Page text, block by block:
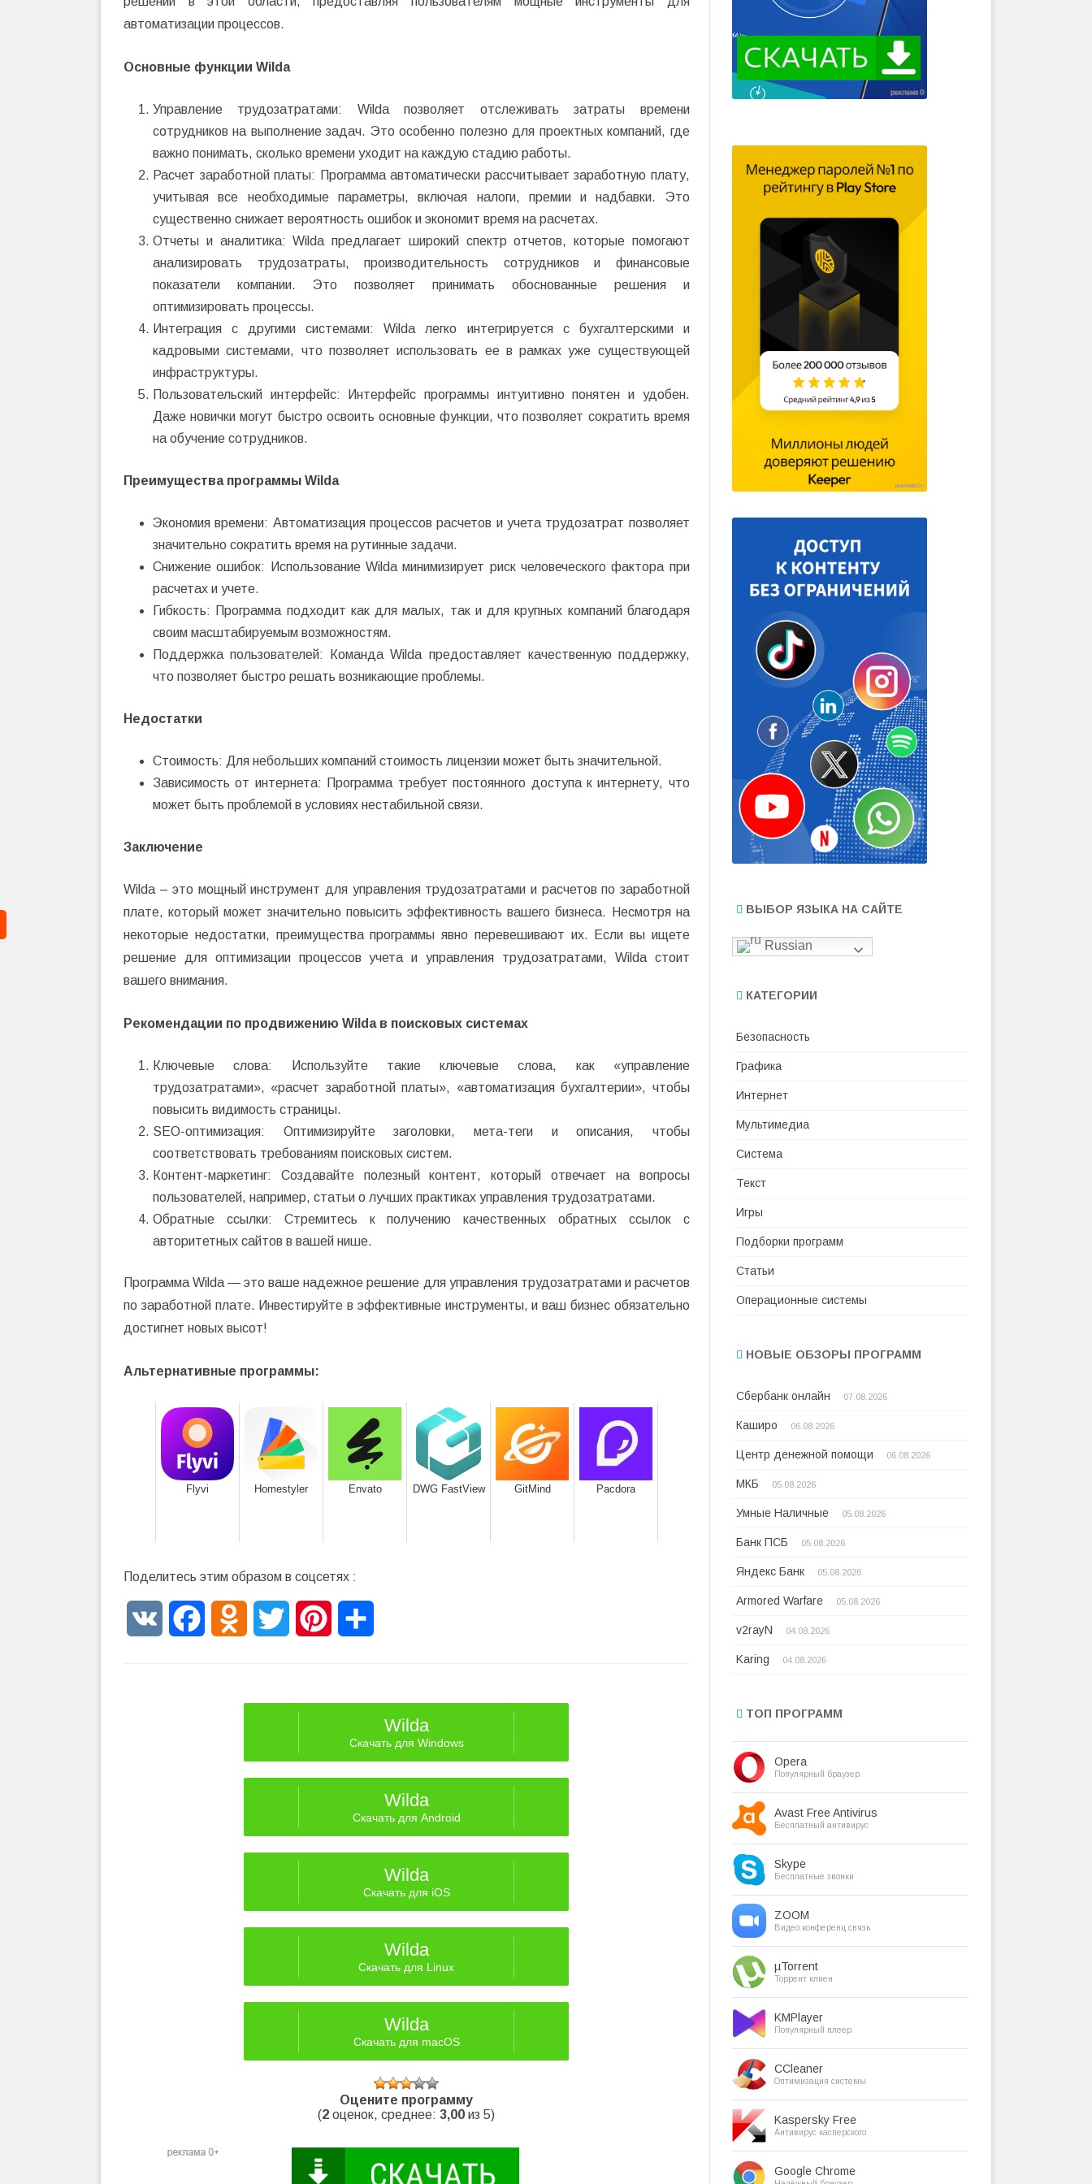
автоматизации процессов.
Основные функции Wilda
Управление трудозатратами: Wilda позволяет отслеживать затраты времени
сотрудников на выполнение задач. Это особенно полезно для проектных компаний, где
важно понимать, сколько времени уходит на каждую стадию работы.
Расчет заработной платы: Программа автоматически рассчитывает заработную плату,
учитывая все необходимые параметры, включая налоги, премии и надбавки. Это
существенно снижает вероятность ошибок и экономит время на расчетах.
Отчеты и аналитика: Wilda предлагает широкий спектр отчетов, которые помогают
анализировать трудозатраты, производительность сотрудников и финансовые
показатели компании. Это позволяет принимать обоснованные решения и
оптимизировать процессы.
Интеграция с другими системами: Wilda легко интегрируется с бухгалтерскими и
кадровыми системами, что позволяет использовать ее в рамках уже существующей
инфраструктуры.
Пользовательский интерфейс: Интерфейс программы интуитивно понятен и удобен.
Даже новички могут быстро освоить основные функции, что позволяет сократить время
на обучение сотрудников.
Преимущества программы Wilda
Экономия времени: Автоматизация процессов расчетов и учета трудозатрат позволяет
значительно сократить время на рутинные задачи.
Снижение ошибок: Использование Wilda минимизирует риск человеческого фактора при
расчетах и учете.
Гибкость: Программа подходит как для малых, так и для крупных компаний благодаря
своим масштабируемым возможностям.
Поддержка пользователей: Команда Wilda предоставляет качественную поддержку,
что позволяет быстро решать возникающие проблемы.
Недостатки
Стоимость: Для небольших компаний стоимость лицензии может быть значительной.
Зависимость от интернета: Программа требует постоянного доступа к интернету, что
может быть проблемой в условиях нестабильной связи.
Заключение
Wilda – это мощный инструмент для управления трудозатратами и расчетов по заработной
плате, который может значительно повысить эффективность вашего бизнеса. Несмотря на
некоторые недостатки, преимущества программы явно перевешивают их. Если вы ищете
решение для оптимизации процессов учета и управления трудозатратами, Wilda стоит
вашего внимания.
Рекомендации по продвижению Wilda в поисковых системах
Ключевые слова: Используйте такие ключевые слова, как «управление
трудозатратами», «расчет заработной платы», «автоматизация бухгалтерии», чтобы
повысить видимость страницы.
SEO-оптимизация: Оптимизируйте заголовки, мета-теги и описания, чтобы
соответствовать требованиям поисковых систем.
Контент-маркетинг: Создавайте полезный контент, который отвечает на вопросы
пользователей, например, статьи о лучших практиках управления трудозатратами.
Обратные ссылки: Стремитесь к получению качественных обратных ссылок с
авторитетных сайтов в вашей нише.
Программа Wilda — это ваше надежное решение для управления трудозатратами и расчетов
по заработной плате. Инвестируйте в эффективные инструменты, и ваш бизнес обязательно
достигнет новых высот!
Альтернативные программы:
Flyvi Homestyler Envato DWG FastView GitMind Pacdora
Поделитесь этим образом в соцсетях :
VK FacebookOdnoklassniki
Twitter Pinterest
Wilda
Скачать для Windows
Wilda
Скачать для Android
Wilda
Скачать для iOS
Wilda
Скачать для Linux
Wilda
Скачать для macOS
Оцените программу
(2 оценок, среднее: 3,00 из 5)
ВЫБОР ЯЗЫКА НА САЙТЕ
Russian
КАТЕГОРИИ
Безопасность
Графика
Интернет
Мультимедиа
Система
Текст
Игры
Подборки программ
Статьи
Операционные системы
НОВЫЕ ОБЗОРЫ ПРОГРАММ
Сбербанк онлайн 07.08.2026
Каширо 06.08.2026
Центр денежной помощи 06.08.2026
МКБ 05.08.2026
Умные Наличные 05.08.2026
Банк ПСБ 05.08.2026
Яндекс Банк 05.08.2026
Armored Warfare 05.08.2026
v2rayN 04.08.2026
Karing 04.08.2026
ТОП ПРОГРАММ
Opera
Популярный браузер
Avast Free Antivirus
Бесплатный антивирус
Skype
Бесплатные звонки
ZOOM
Видео конференц связь
µTorrent
Торрент клиен
KMPlayer
Популярный плеер
CCleaner
Оптимизация системы
Kaspersky Free
Антивирус касперского
Google Chrome